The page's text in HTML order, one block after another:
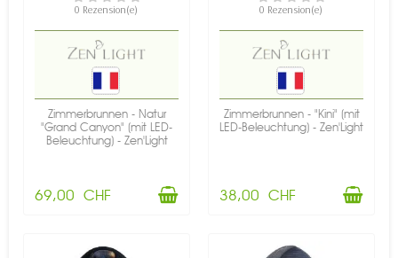
0 Rezension(e)
Zimmerbrunnen - Natur
"Grand Canyon" (mit LED-
Beleuchtung) - Zen'Light
69,00 CHF
0 Rezension(e)
Zimmerbrunnen - "Kini" (mit
LED-Beleuchtung) - Zen'Light
38,00 CHF